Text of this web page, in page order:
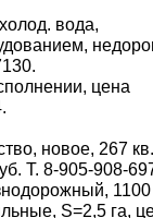
вода,
цена
новое, 267
Т. 8-905-908-
S=2,5 га,